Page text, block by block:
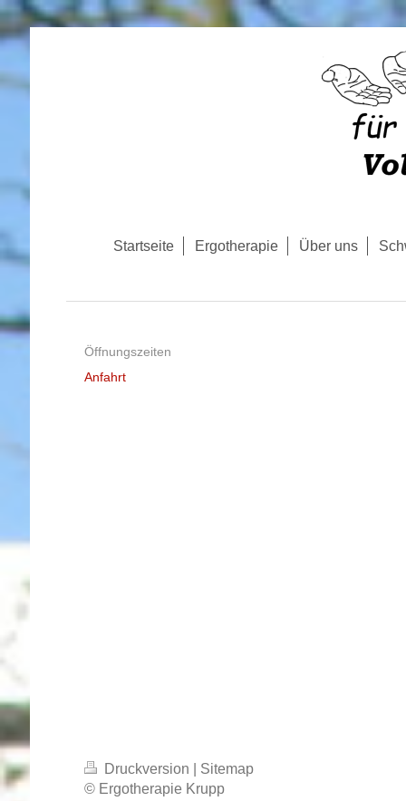
Startseite Ergotherapie Über uns
Öffnungszeiten
Anfahrt
Druckversion
Sitemap
© Ergotherapie Krupp